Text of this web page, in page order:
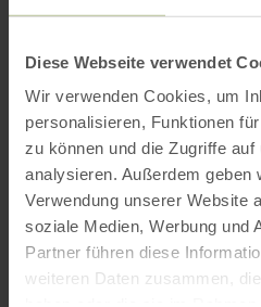
Diese Webseite verwendet
Wir verwenden Cookies, um
personalisieren, Funktionen
zu können und die Zugriffe
analysieren. Außerdem geben
Verwendung unserer Website
soziale Medien, Werbung und
Partner führen diese
weiteren Daten zusammen,
Openingstijden
Kenmerken /
Categorieën